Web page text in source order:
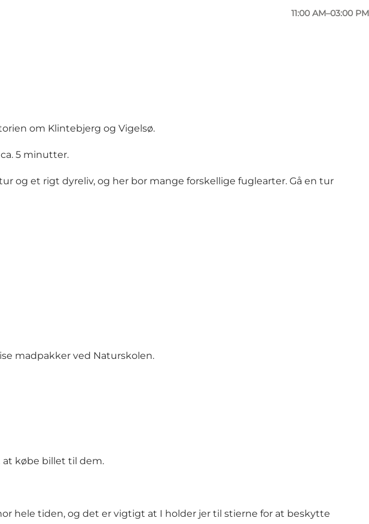
11:00 AM–03:00 PM
om Klintebjerg og Vigelsø.
5 minutter.
og et rigt dyreliv, og her bor mange forskellige fuglearter. Gå en tur
madpakker ved Naturskolen.
at købe billet til dem.
hele tiden, og det er vigtigt at I holder jer til stierne for at beskytte